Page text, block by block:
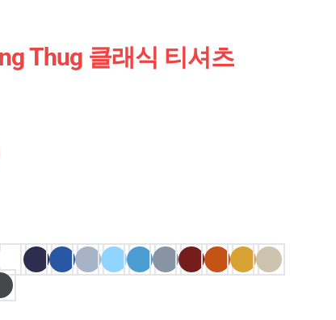
Thug 클래식 티셔츠